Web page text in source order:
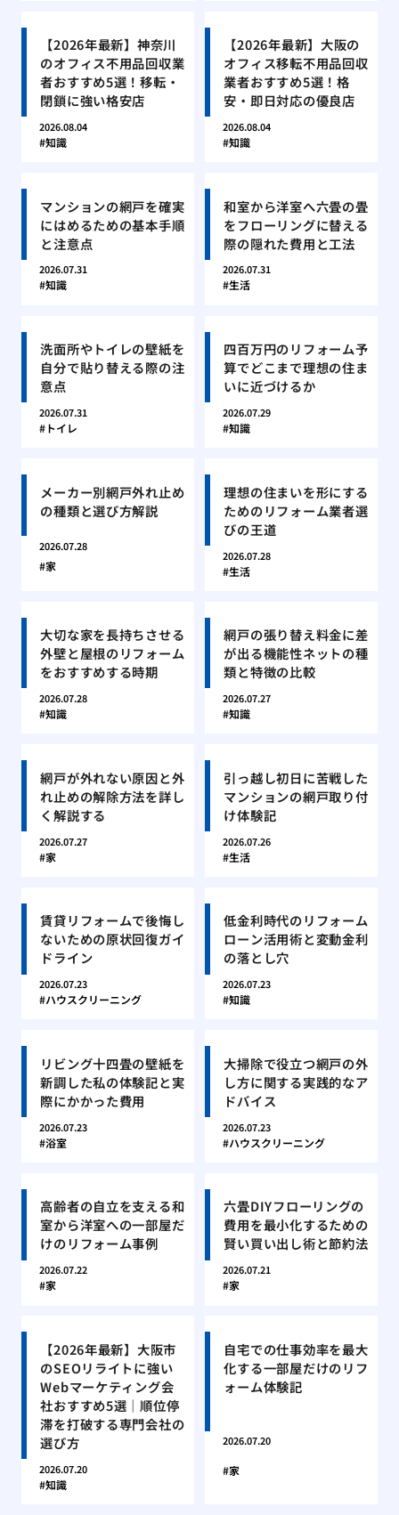
【2026年最新】神奈川
のオフィス不用品回収業
者おすすめ5選！移転・
閉鎖に強い格安店
2026.08.04
知識
【2026年最新】大阪の
オフィス移転不用品回収
業者おすすめ5選！格
安・即日対応の優良店
2026.08.04
知識
マンションの網戸を確実
にはめるための基本手順
と注意点
2026.07.31
知識
和室から洋室へ六畳の畳
をフローリングに替える
際の隠れた費用と工法
2026.07.31
生活
洗面所やトイレの壁紙を
自分で貼り替える際の注
意点
2026.07.31
トイレ
四百万円のリフォーム予
算でどこまで理想の住ま
いに近づけるか
2026.07.29
知識
メーカー別網戸外れ止め
の種類と選び方解説
2026.07.28
家
理想の住まいを形にする
ためのリフォーム業者選
びの王道
2026.07.28
生活
大切な家を長持ちさせる
外壁と屋根のリフォーム
をおすすめする時期
2026.07.28
知識
網戸の張り替え料金に差
が出る機能性ネットの種
類と特徴の比較
2026.07.27
知識
網戸が外れない原因と外
れ止めの解除方法を詳し
く解説する
2026.07.27
家
引っ越し初日に苦戦した
マンションの網戸取り付
け体験記
2026.07.26
生活
賃貸リフォームで後悔し
ないための原状回復ガイ
ドライン
2026.07.23
ハウスクリーニング
低金利時代のリフォーム
ローン活用術と変動金利
の落とし穴
2026.07.23
知識
リビング十四畳の壁紙を
新調した私の体験記と実
際にかかった費用
2026.07.23
浴室
大掃除で役立つ網戸の外
し方に関する実践的なア
ドバイス
2026.07.23
ハウスクリーニング
高齢者の自立を支える和
室から洋室への一部屋だ
けのリフォーム事例
2026.07.22
家
六畳DIYフローリングの
費用を最小化するための
賢い買い出し術と節約法
2026.07.21
家
【2026年最新】大阪市
のSEOリライトに強い
Webマーケティング会
社おすすめ5選｜順位停
滞を打破する専門会社の
選び方
2026.07.20
知識
自宅での仕事効率を最大
化する一部屋だけのリフ
ォーム体験記
2026.07.20
家